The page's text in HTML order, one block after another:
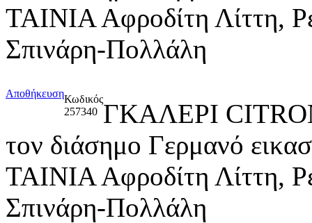
ΤΑΙΝΙΑ Αφροδίτη Λίττη,
Σπινάρη-Πολλάλη
ΑποθήκευσηΚωδικός
257340 ΓΚΑΛΕΡΙ
τον διάσημο Γερμανό
ΤΑΙΝΙΑ Αφροδίτη Λίττη,
Σπινάρη-Πολλάλη